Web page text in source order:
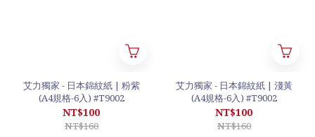
艾力獨家 - 日本錦紋紙 | 粉紫
(A4規格-6入) #T9002
NT$100
NT$160
艾力獨家 - 日本錦紋紙 | 淺黃
(A4規格-6入) #T9002
NT$100
NT$160